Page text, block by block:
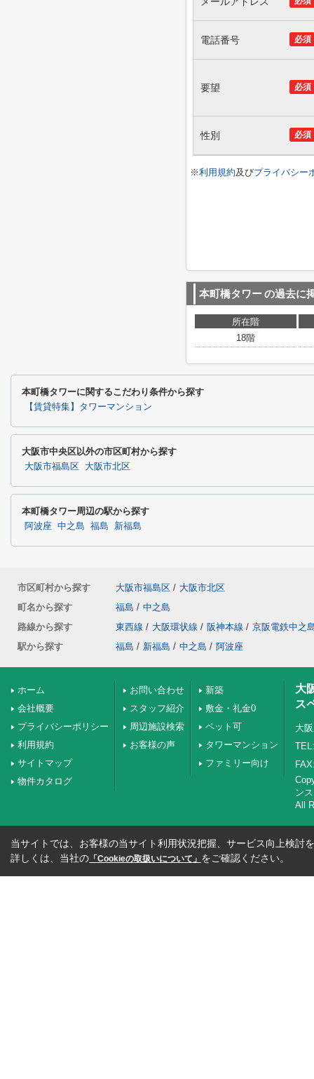
必須
電話番号
必須
要望
必須
性別
※利用規約及びプライバシー
本町橋タワーの過去に
所在階
18階
本町橋タワーに関するこだわり条件から探す
【賃貸特集】タワーマンション
大阪市中央区以外の市区町村から探す
大阪市福島区 大阪市北区
本町橋タワー周辺の駅から探す
阿波座 中之島 福島 新福島
市区町村から探す 大阪市福島区 / 大阪市北区
町名から探す
福島 / 中之島
路線から探す
東西線 / 大阪環状線 / 阪神本線 / 京阪電鉄中之
駅から探す
福島 / 新福島 / 中之島 / 阿波座
ホーム
会社概要
プライバシーポリシー
利用規約
サイトマップ
物件カタログ
お問い合わせ
スタッフ紹介
周辺施設検索
お客様の声
新築
敷金・礼金0
ペット可
タワーマンション
ファミリー向け
大
ス
大
ンス
All
当サイトでは、お客様の当サイト利用状況把握、サービス向上検討
詳しくは、当社の 「Cookieの取扱いについて」 をご確認ください。